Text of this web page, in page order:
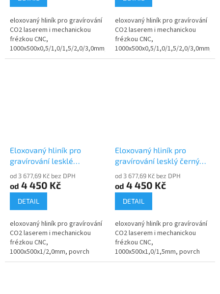
eloxovaný hliník pro gravírování
CO2 laserem i mechanickou
frézkou CNC,
1000x500x0,5/1,0/1,5/2,0/3,0mm,
povrch matný, zlatý
eloxovaný hliník pro gravírování
CO2 laserem i mechanickou
frézkou CNC,
1000x500x0,5/1,0/1,5/2,0/3,0mm,
povrch matný, černý
Eloxovaný hliník pro
gravírování lesklé
saténové stříbro 30210-00
od 3 677,69 Kč bez DPH
od 4 450 Kč
DETAIL
eloxovaný hliník pro gravírování
CO2 laserem i mechanickou
frézkou CNC,
1000x500x1/2,0mm, povrch
lesklé saténové stříbro
Eloxovaný hliník pro
gravírování lesklý černý
30210-10
od 3 677,69 Kč bez DPH
od 4 450 Kč
DETAIL
eloxovaný hliník pro gravírování
CO2 laserem i mechanickou
frézkou CNC,
1000x500x1,0/1,5mm, povrch
lesklý, černý